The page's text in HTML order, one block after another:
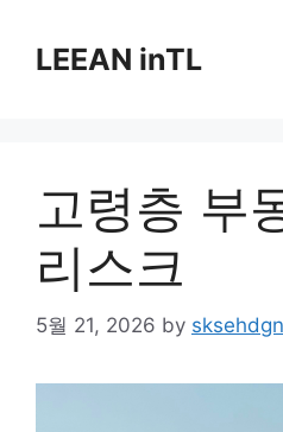
contentLEEAN inTL
고령층 부
리스크
5월 21, 2026 by